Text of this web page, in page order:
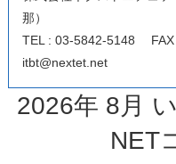
那）
TEL : 03-5842-5148 FAX
itbt@nextet.net
2026年 8月
NET